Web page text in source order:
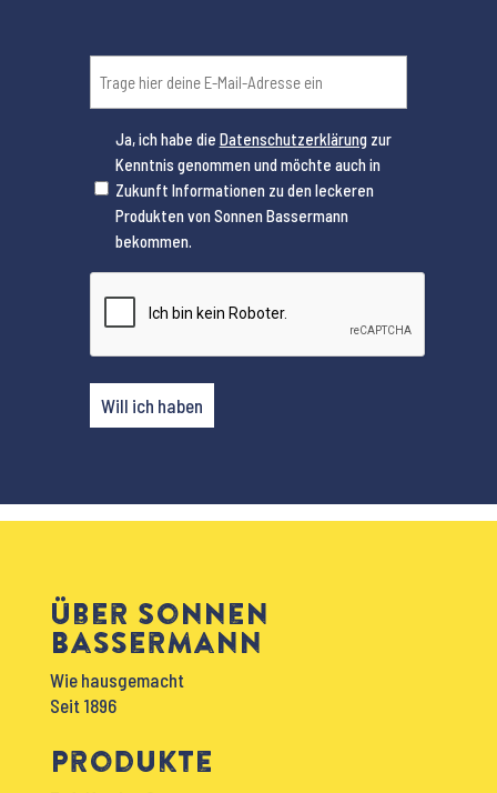
(erforderlich)
Ja, ich habe die Datenschutzerklärungzur
Kenntnis genommen und möchte auch in
Zukunft Informationen zu den leckeren
Produkten von Sonnen Bassermann
bekommen.
Will ich haben
Über Sonnen
Bassermann
Wie hausgemacht
Seit 1896
Produkte